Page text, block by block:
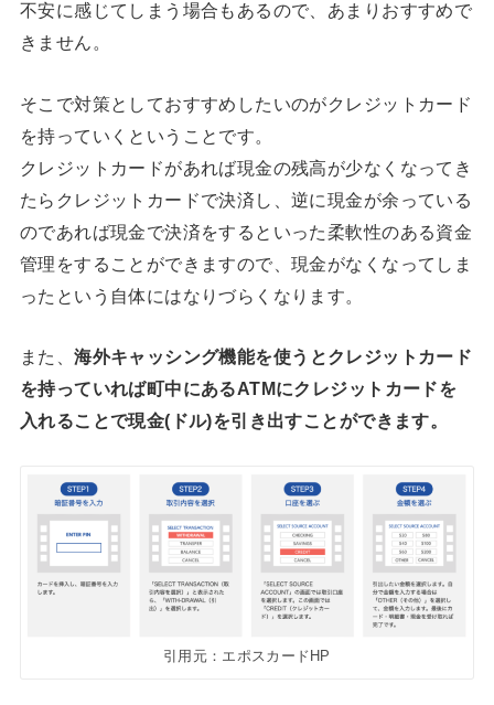
不安に感じてしまう場合もあるので、あまりおすすめで
きません。
そこで対策としておすすめしたいのがクレジットカード
を持っていくということです。
クレジットカードがあれば現金の残高が少なくなってき
たらクレジットカードで決済し、逆に現金が余っている
のであれば現金で決済をするといった柔軟性のある資金
管理をすることができますので、現金がなくなってしま
ったという自体にはなりづらくなります。
また、海外キャッシング機能を使うとクレジットカード
を持っていれば町中にあるATMにクレジットカードを
入れることで現金(ドル)を引き出すことができます。
引用元：エポスカードHP